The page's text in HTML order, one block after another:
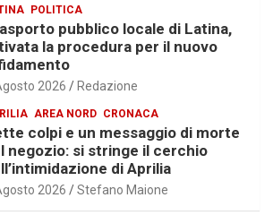
POLITICA
pubblico locale di Latina,
la procedura per il nuovo
2026 Redazione
AREA NORD CRONACA
colpi e un messaggio di morte
negozio: si stringe il cerchio
di Aprilia
2026 Stefano Maione